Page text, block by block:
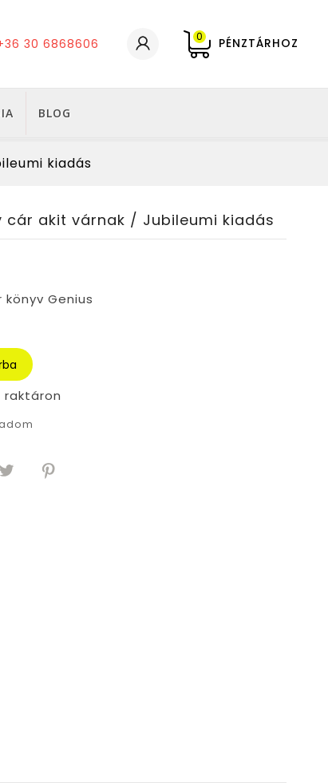
PÉNZTÁRHOZ
0
30 6868606
BLOG
kiadás
cár akit várnak / Jubileumi kiadás
Genius